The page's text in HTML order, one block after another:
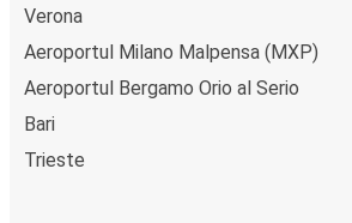
Verona
Aeroportul Milano Malpensa (MXP)
Aeroportul Bergamo Orio al Serio
Bari
Trieste